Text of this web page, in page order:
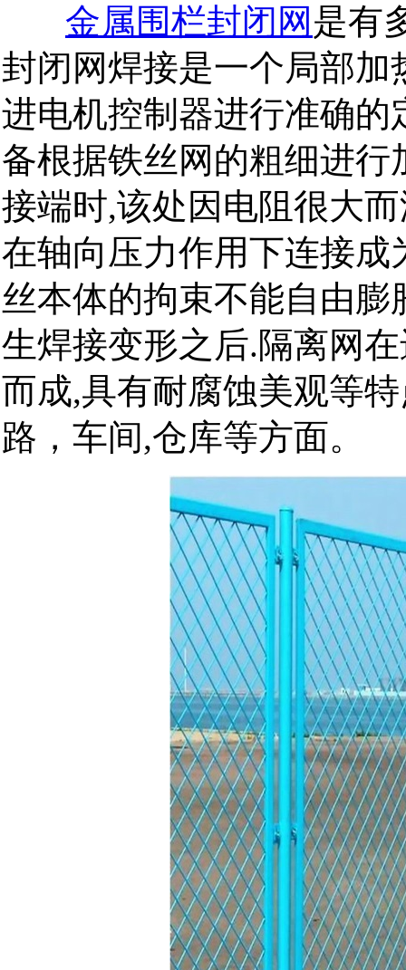
金属围栏封闭网 是有
封闭网焊接是一个局部
进电机控制器进行准确
备根据铁丝网的粗细进
接端时,该处因电阻很大
在轴向压力作用下连接
丝本体的拘束不能自由
生焊接变形之后.隔离网
而成,具有耐腐蚀美观等
路，车间,仓库等方面。